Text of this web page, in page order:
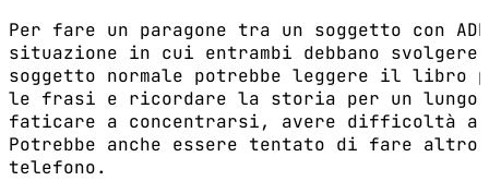
Per fare un paragone tra un soggetto con
situazione in cui entrambi debbano
soggetto normale potrebbe leggere il libro
le frasi e ricordare la storia per un lungo
faticare a concentrarsi, avere difficoltà a
Potrebbe anche essere tentato di fare
telefono.